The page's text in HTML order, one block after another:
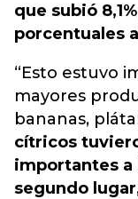
que subió
porcentuales
“Esto estuvo
mayores
bananas,
cítricos
importantes a
segundo